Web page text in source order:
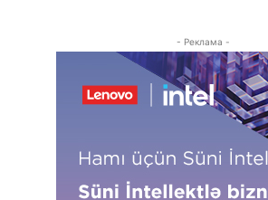
- Реклама -